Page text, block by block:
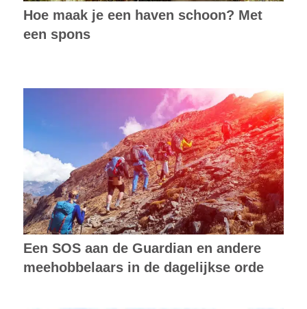
Hoe maak je een haven schoon? Met
een spons
Een SOS aan de Guardian en andere
meehobbelaars in de dagelijkse orde